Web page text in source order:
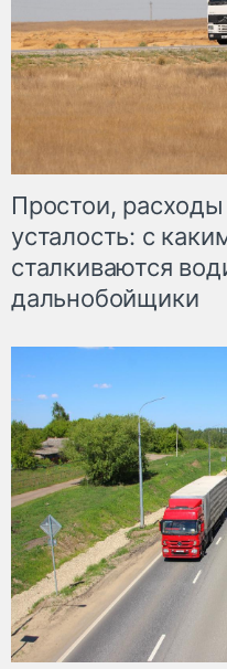
Простои,
усталость: с
сталкиваются
дальнобойщики